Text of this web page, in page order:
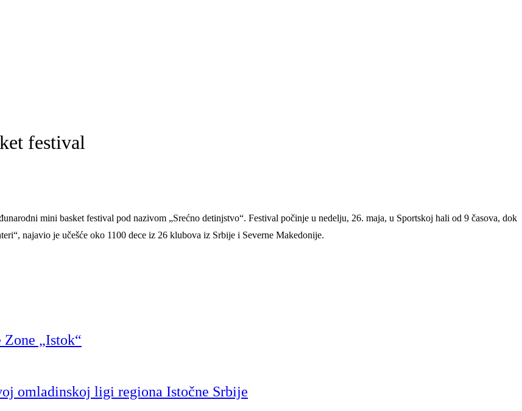
festival
mini basket festival pod nazivom „Srećno detinjstvo“. Festival počinje u nedelju, 26. maja, u Sportskoj hali od 9 časova, dok
najavio je učešće oko 1100 dece iz 26 klubova iz Srbije i Severne Makedonije.
„Istok“
omladinskoj ligi regiona Istočne Srbije